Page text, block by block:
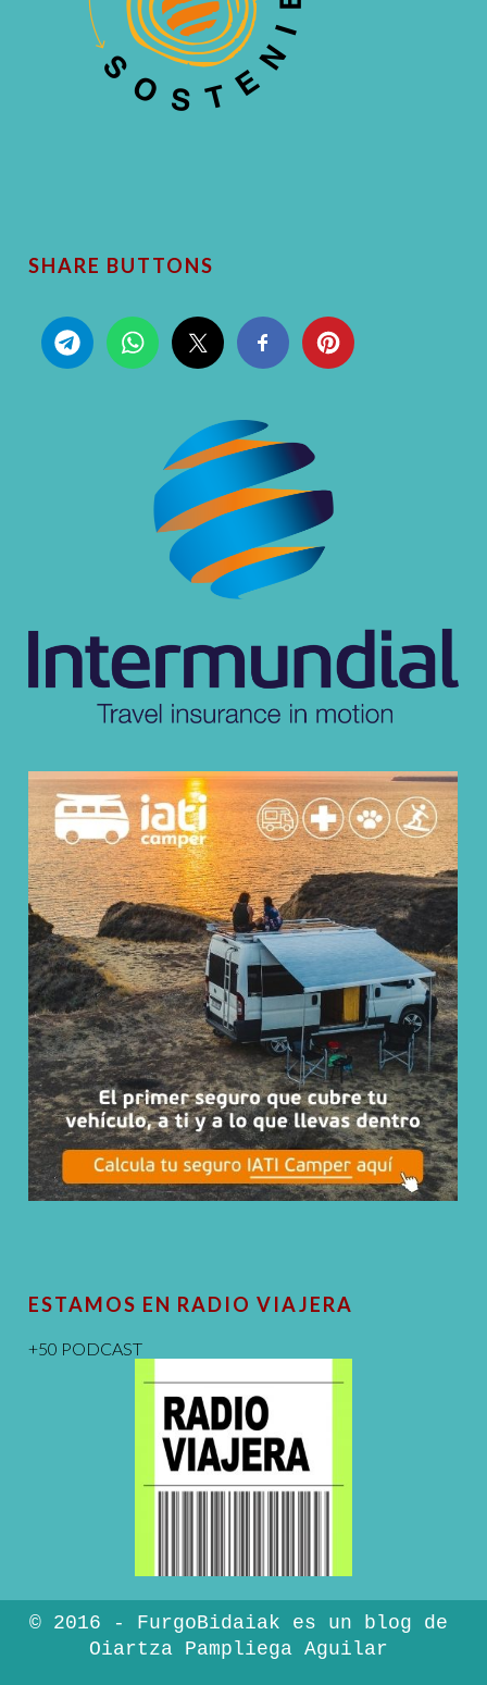
SHARE BUTTONS
ESTAMOS EN RADIO VIAJERA
+50 PODCAST
© 2016 - FurgoBidaiak es un blog de
Oiartza Pampliega Aguilar